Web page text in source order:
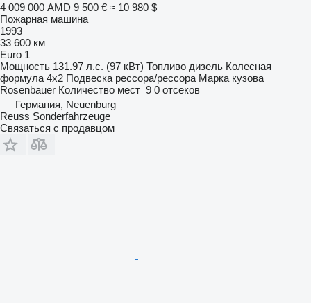
4 009 000 AMD 9 500 € ≈ 10 980 $
Пожарная машина
1993
33 600 км
Euro 1
Мощность 131.97 л.с. (97 кВт) Топливо дизель Колесная
формула 4x2 Подвеска рессора/рессора Марка кузова
Rosenbauer Количество мест 9 0 отсеков
Германия, Neuenburg
Reuss Sonderfahrzeuge
Связаться с продавцом